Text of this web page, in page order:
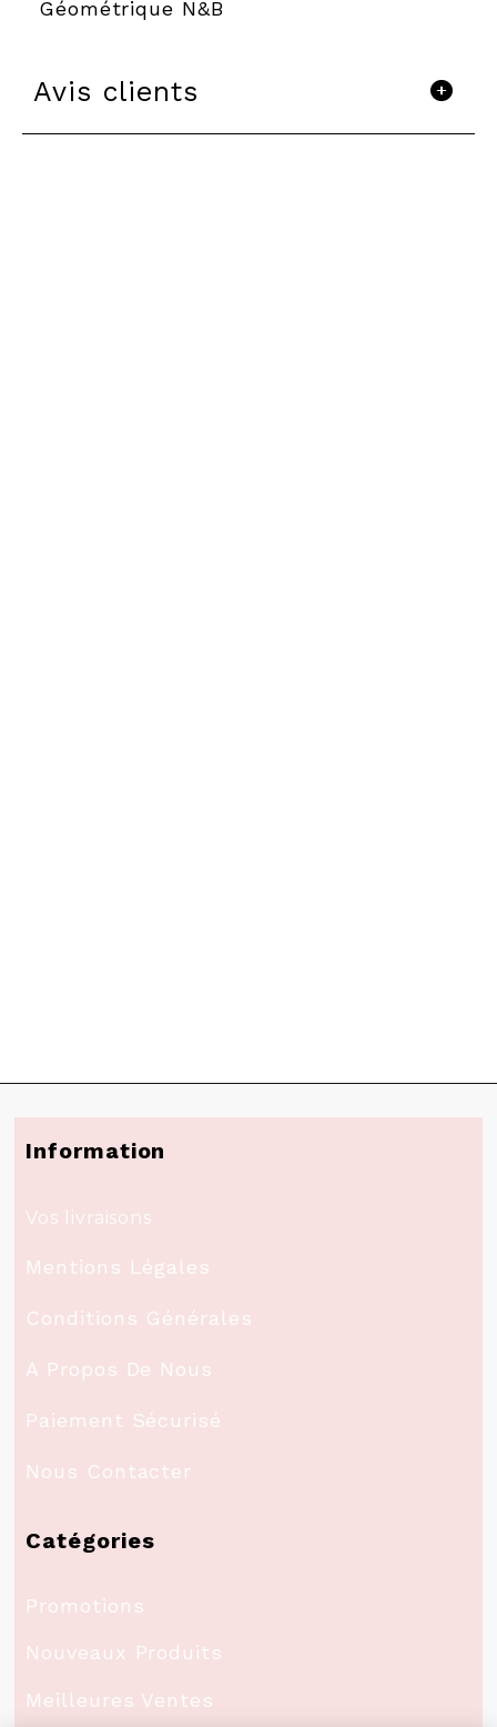
Géométrique N&B
Avis clients
Information
Vos livraisons
Mentions Légales
Conditions Générales
A Propos De Nous
Paiement Sécurisé
Nous Contacter
Catégories
Promotions
Nouveaux Produits
Meilleures Ventes